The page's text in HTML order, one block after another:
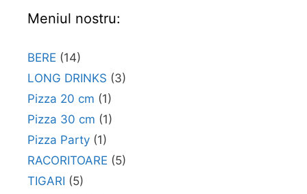
Meniul nostru:
BERE (14)
LONG DRINKS (3)
Pizza 20 cm (1)
Pizza 30 cm (1)
Pizza Party (1)
RACORITOARE (5)
TIGARI (5)